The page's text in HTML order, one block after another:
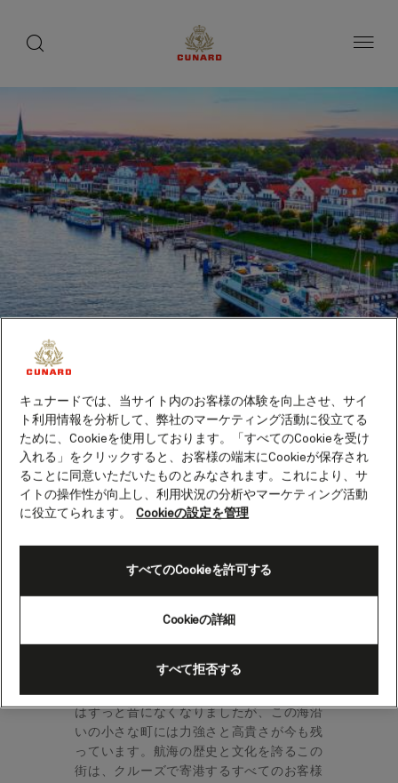
へ
ッ
プ
トラーヴェミュンデ（ドイ
ツ）
トラーヴェミュンデは12世紀に建てられた
要塞、バルト海のリューベック湾に面して
いました。「リューベックの最も美しい
合うサンド・ワールド・フェスティバルで
有名です。
クにあるトラーヴェ川河口を防御するため
トラーヴェミュンデを建設しました。要塞
はずっと昔になくなりましたが、この海沿
いの小さな町には力強さと高貴さが今も残
っています。航海の歴史と文化を誇るこの
街は、クルーズで寄港するすべてのお客様
キュナードでは、当サイト内のお客様の体験を向上させ、サイ
ト利用情報を分析して、弊社のマーケティング活動に役立てる
ために、Cookieを使用しております。「すべてのCookieを受け
入れる」をクリックすると、お客様の端末にCookieが保存され
ることに同意いただいたものとみなされます。これにより、サ
イトの操作性が向上し、利用状況の分析やマーケティング活動
に役立てられます。
Cookieの設定を管理
Cookieの詳細
すべて拒否する
すべてのCookieを許可する